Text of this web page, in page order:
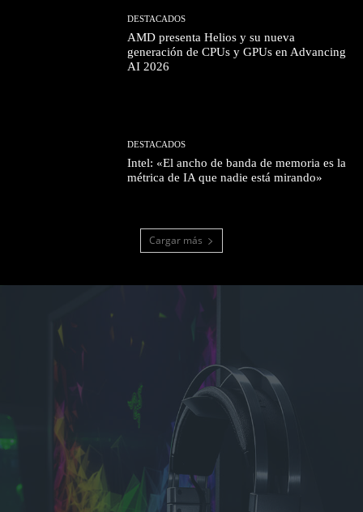
DESTACADOS
AMD presenta Helios y su nueva
generación de CPUs y GPUs en Advancing
AI 2026
DESTACADOS
Intel: «El ancho de banda de memoria es la
métrica de IA que nadie está mirando»
Cargar más